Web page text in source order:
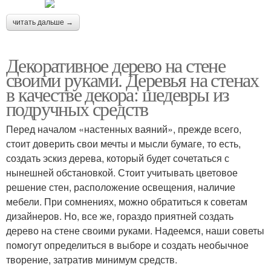
читать дальше →
Декоративное дерево на стене
своими руками. Деревья на стенах
в качестве декора: шедевры из
подручных средств
Перед началом «настенных ваяний», прежде всего,
стоит доверить свои мечты и мысли бумаге, то есть,
создать эскиз дерева, который будет сочетаться с
нынешней обстановкой. Стоит учитывать цветовое
решение стен, расположение освещения, наличие
мебели. При сомнениях, можно обратиться к советам
дизайнеров. Но, все же, гораздо приятней создать
дерево на стене своими руками. Надеемся, наши советы
помогут определиться в выборе и создать необычное
творение, затратив минимум средств.